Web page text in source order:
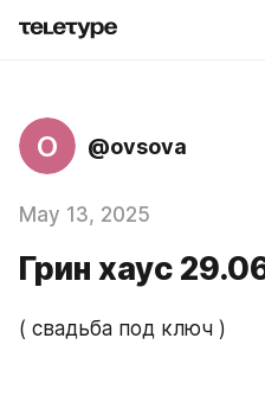
O @ovsova
May 13, 2025
Грин хаус
( свадьба под ключ )